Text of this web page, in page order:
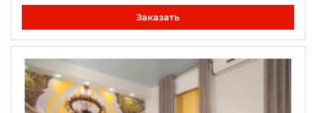
Заказать